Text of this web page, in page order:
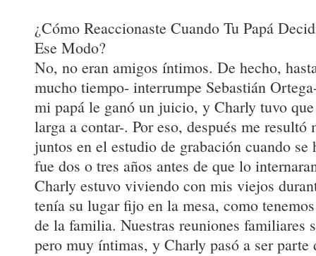
¿Cómo Reaccionaste Cuando Tu Papá
Ese Modo?
No, no eran amigos íntimos. De hecho,
mucho tiempo- interrumpe Sebastián
mi papá le ganó un juicio, y Charly tuvo
larga a contar-. Por eso, después me
juntos en el estudio de grabación cuando
fue dos o tres años antes de que lo
Charly estuvo viviendo con mis viejos
tenía su lugar fijo en la mesa, como
de la familia. Nuestras reuniones familiares
pero muy íntimas, y Charly pasó a ser parte